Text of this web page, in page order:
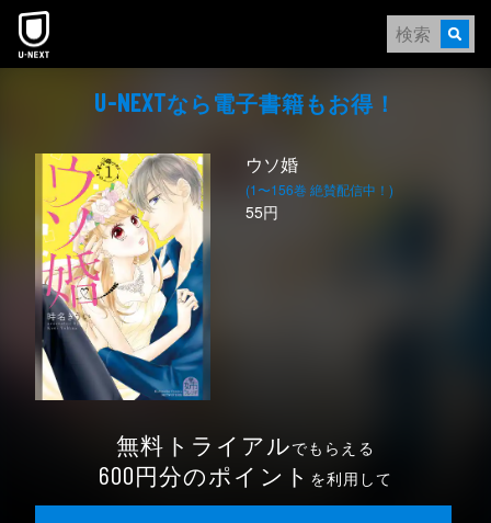
本文へスキップ
U-NEXTなら電⼦書籍もお得！
ウソ婚
(1〜156巻 絶賛配信中！)
55円
無料トライアルでもらえる
600円分のポイント を利用して